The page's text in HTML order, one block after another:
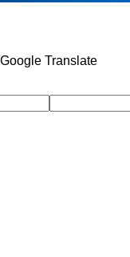
Translate